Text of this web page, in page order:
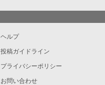
ヘルプ
投稿ガイドライン
プライバシーポリシー
お問い合わせ